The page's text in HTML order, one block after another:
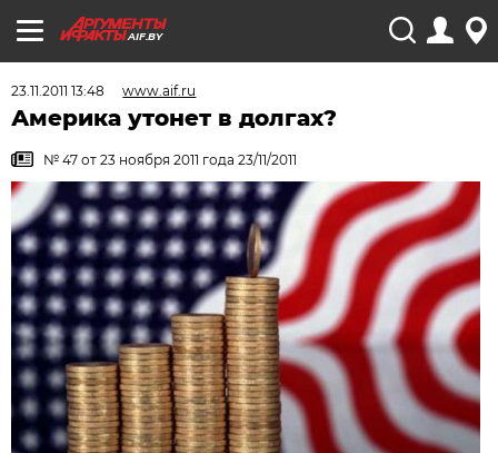
AIF.BY
23.11.2011 13:48 www.aif.ru
Америка утонет в долгах?
№ 47 от 23 ноября 2011 года 23/11/2011